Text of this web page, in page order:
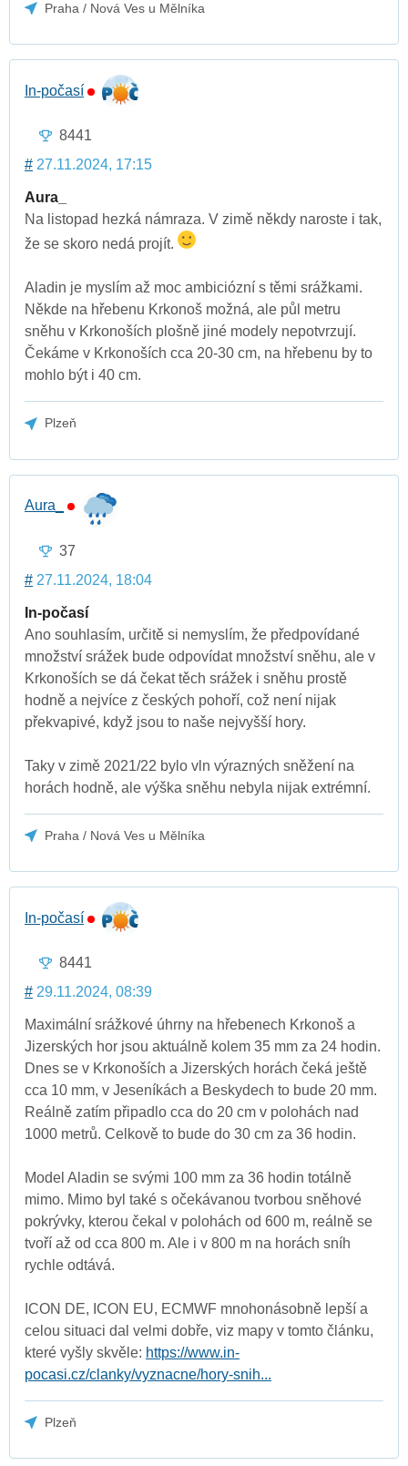
Praha / Nová Ves u Mělníka
In-počasí
8441
# 27.11.2024, 17:15
Aura_
Na listopad hezká námraza. V zimě někdy naroste i tak,
že se skoro nedá projít.
Aladin je myslím až moc ambiciózní s těmi srážkami.
Někde na hřebenu Krkonoš možná, ale půl metru
sněhu v Krkonoších plošně jiné modely nepotvrzují.
Čekáme v Krkonoších cca 20-30 cm, na hřebenu by to
mohlo být i 40 cm.
Plzeň
Aura_
37
# 27.11.2024, 18:04
In-počasí
Ano souhlasím, určitě si nemyslím, že předpovídané
množství srážek bude odpovídat množství sněhu, ale v
Krkonoších se dá čekat těch srážek i sněhu prostě
hodně a nejvíce z českých pohoří, což není nijak
překvapivé, když jsou to naše nejvyšší hory.
Taky v zimě 2021/22 bylo vln výrazných sněžení na
horách hodně, ale výška sněhu nebyla nijak extrémní.
Praha / Nová Ves u Mělníka
In-počasí
8441
# 29.11.2024, 08:39
Maximální srážkové úhrny na hřebenech Krkonoš a
Jizerských hor jsou aktuálně kolem 35 mm za 24 hodin.
Dnes se v Krkonoších a Jizerských horách čeká ještě
cca 10 mm, v Jeseníkách a Beskydech to bude 20 mm.
Reálně zatím připadlo cca do 20 cm v polohách nad
1000 metrů. Celkově to bude do 30 cm za 36 hodin.
Model Aladin se svými 100 mm za 36 hodin totálně
mimo. Mimo byl také s očekávanou tvorbou sněhové
pokrývky, kterou čekal v polohách od 600 m, reálně se
tvoří až od cca 800 m. Ale i v 800 m na horách sníh
rychle odtává.
ICON DE, ICON EU, ECMWF mnohonásobně lepší a
celou situaci dal velmi dobře, viz mapy v tomto článku,
které vyšly skvěle: https://www.in-
pocasi.cz/clanky/vyznacne/hory-snih...
Plzeň